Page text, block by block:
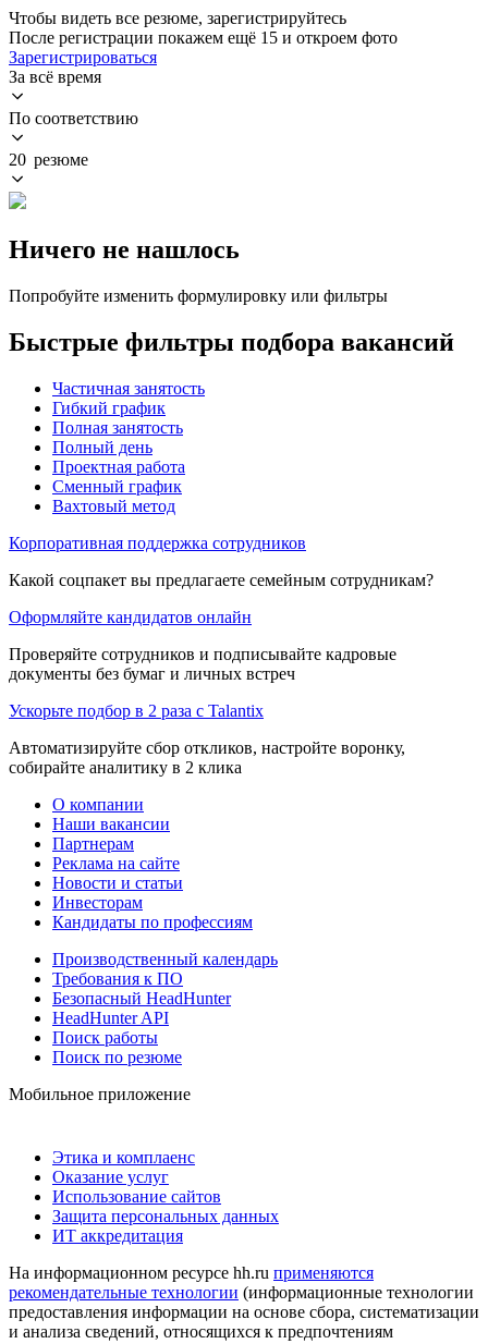
Чтобы видеть все резюме, зарегистрируйтесь
После регистрации покажем ещё 15 и откроем фото
Зарегистрироваться
За всё время
По соответствию
20 резюме
Ничего не нашлось
Попробуйте изменить формулировку или фильтры
Быстрые фильтры подбора вакансий
Частичная занятость
Гибкий график
Полная занятость
Полный день
Проектная работа
Сменный график
Вахтовый метод
Корпоративная поддержка сотрудников
Какой соцпакет вы предлагаете семейным сотрудникам?
Оформляйте кандидатов онлайн
Проверяйте сотрудников и подписывайте кадровые
документы без бумаг и личных встреч
Ускорьте подбор в 2 раза с Talantix
Автоматизируйте сбор откликов, настройте воронку,
собирайте аналитику в 2 клика
О компании
Наши вакансии
Партнерам
Реклама на сайте
Новости и статьи
Инвесторам
Кандидаты по профессиям
Производственный календарь
Требования к ПО
Безопасный HeadHunter
HeadHunter API
Поиск работы
Поиск по резюме
Мобильное приложение
Этика и комплаенс
Оказание услуг
Использование сайтов
Защита персональных данных
ИТ аккредитация
На информационном ресурсе hh.ru применяются
рекомендательные технологии (информационные технологии
предоставления информации на основе сбора, систематизации
и анализа сведений, относящихся к предпочтениям